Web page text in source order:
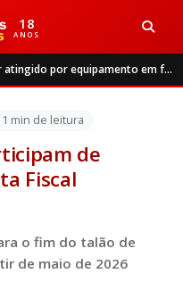
18
ANOS
em frigorífico de São Luiz Gonzaga
sobre Nota Fi...
1 min de leitura
de
Fiscal
o fim do talão de
de maio de 2026